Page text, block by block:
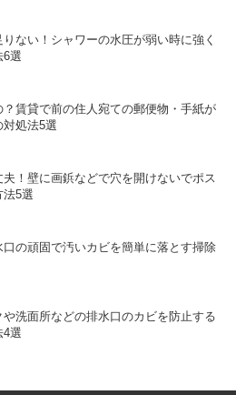
ない！シャワーの水圧が弱い時に強く
6選
？賃貸で前の住人宛ての郵便物・手紙が
対処法5選
！壁に画鋲などで穴を開けないでポス
法5選
口の頑固で汚いカビを簡単に落とす掃除
や洗面所などの排水口のカビを防止する
4選